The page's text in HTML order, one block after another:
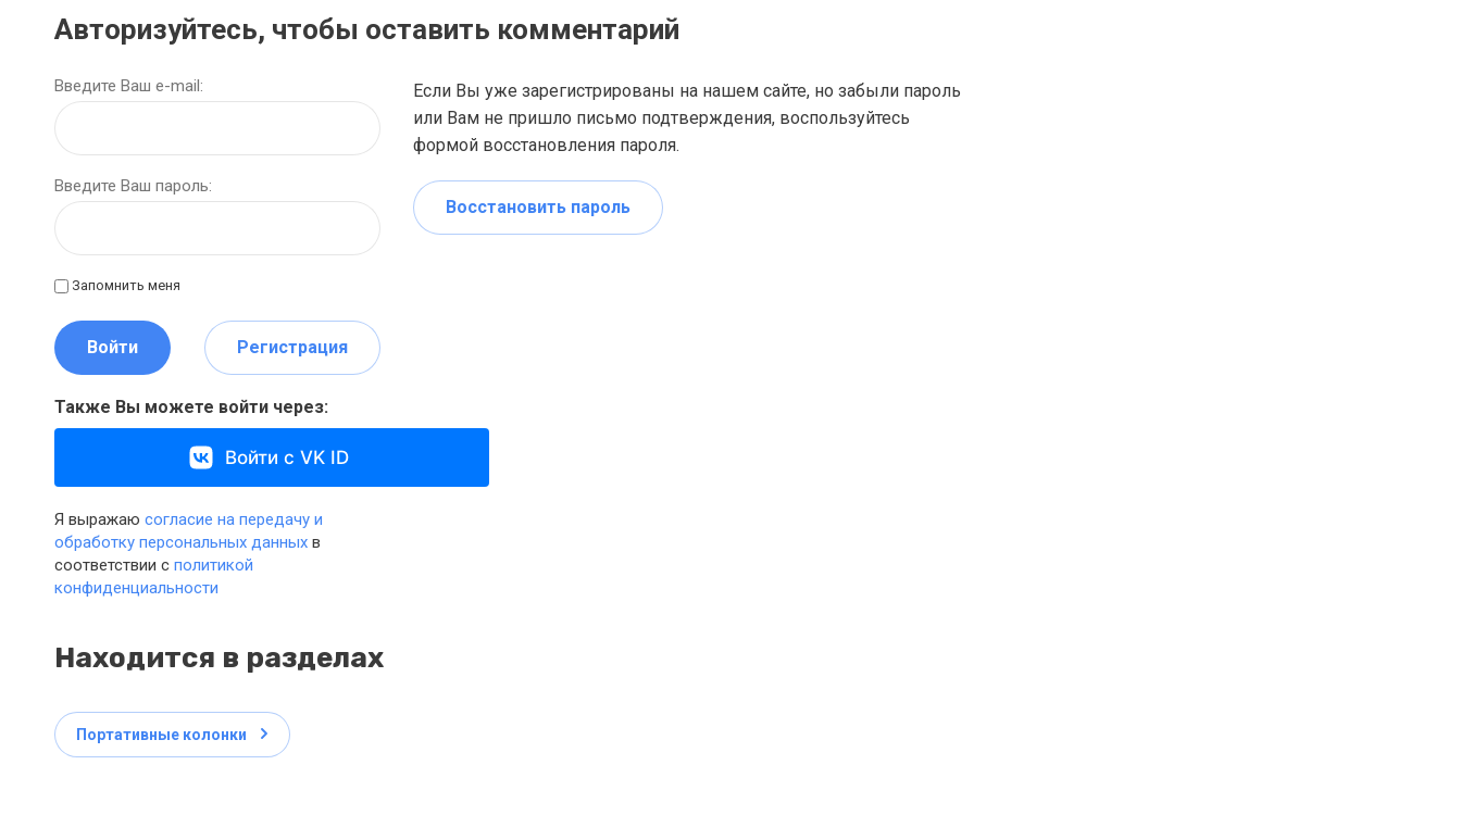
Авторизуйтесь, чтобы оставить комментарий
Введите Ваш e-mail:
Введите Ваш пароль:
Запомнить меня
Войти Регистрация
Если Вы уже зарегистрированы на нашем сайте, но забыли пароль
или Вам не пришло письмо подтверждения, воспользуйтесь
формой восстановления пароля.
Восстановить пароль
Также Вы можете войти через:
Войти с VK ID
Я выражаю согласие на передачу и
обработку персональных данных в
соответствии с политикой
конфиденциальности
Находится в разделах
Портативные колонки